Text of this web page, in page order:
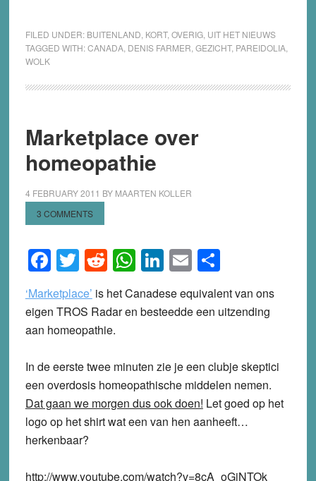
FILED UNDER: BUITENLAND KORT, OVERIG, UIT HET NIEUWS
TAGGED WITH:CANADA, DENIS FARMER GEZICHT, PAREIDOLIA,
WOLK
Marketplace over
homeopathie
4 FEBRUARY 2011 BY MAARTEN KOLLER
3 COMMENTS
Facebook
Twitter
Reddit
WhatsApp
LinkedIn
EmailShare
‘Marketplace’ is het Canadese equivalent van ons
eigen TROS Radar en besteedde een uitzending
aan homeopathie.
In de eerste twee minuten zie je een clubje skeptici
een overdosis homeopathische middelen nemen.
Dat gaan we morgen dus ook doen! Let goed op het
logo op het shirt wat een van hen aanheeft…
herkenbaar?
http://www.youtube.com/watch?v=8cA_oGiNTOk